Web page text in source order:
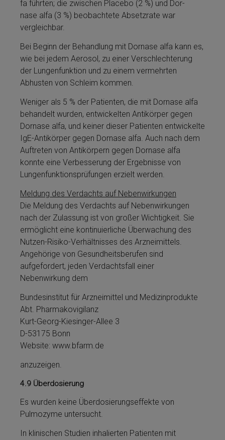
fa führten; die zwischen Placebo (2 %) und Dor­
nase al­fa (3 %) be­ob­ach­tete Absetzrate war
vergleichbar.
Bei Beginn der Be­handlung mit Dor­nase al­fa kann es,
wie bei jedem Aerosol, zu ei­ner Verschlechterung
der Lungenfunktion und zu ei­nem ver­mehrten
Abhusten von Schleim kommen.
Weni­ger als 5 % der Patienten, die mit Dor­nase al­fa
behandelt wurden, entwickelten Antikörper ge­gen
Dor­nase al­fa, und kei­ner dieser Patienten entwickelte
IgE-Antikörper ge­gen Dor­nase al­fa. Auch nach dem
Auftreten von Antikörpern ge­gen Dor­nase al­fa
konnte eine Verbesserung der Ergebnisse von
Lungenfunktionsprüfungen erzielt werden.
Meldung des Verdachts auf Nebenwirkungen
Die Meldung des Verdachts auf Nebenwirkungen
nach der Zulassung ist von großer Wichtigkeit. Sie
ermöglicht eine kontinuierliche Überwachung des
Nutzen-Risiko-Verhältnisses des Arzneimit­tels.
Angehörige von Gesundheitsberufen sind
aufgefordert, jeden Verdachtsfall ei­ner
Nebenwirkung dem
Bundesinstitut für Arzneimit­tel und Medizinprodukte
Abt. Pharmakovigilanz
Kurt-Georg-Kiesinger-Allee 3
D-53175 Bonn
Website: www.bfarm.de
anzuzeigen.
4.9 Überdosierung
Es wurden keine Überdosierungseffekte von
Pulmozyme­ untersucht.
In klinischen Studien inhalierten Patienten mit